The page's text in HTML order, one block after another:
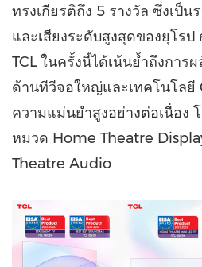
ทรงเกียรติถึง 5 รางวัล ซึ่งเป็
และเสียงระดับสูงสุดของยุโรป
TCL ในครั้งนี้ได้เน้นย้ำถึงการ
ด้านทีวีจอใหญ่และเทคโนโลยี
ความแม่นยำสูงอย่างต่อเนื่อง
หมวด Home Theatre
Theatre Audio